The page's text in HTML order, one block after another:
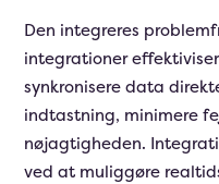
Den integreres
integrationer
synkronisere data
indtastning, minimere
nøjagtigheden.
ved at muliggøre